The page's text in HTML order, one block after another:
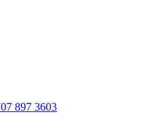
897 3603